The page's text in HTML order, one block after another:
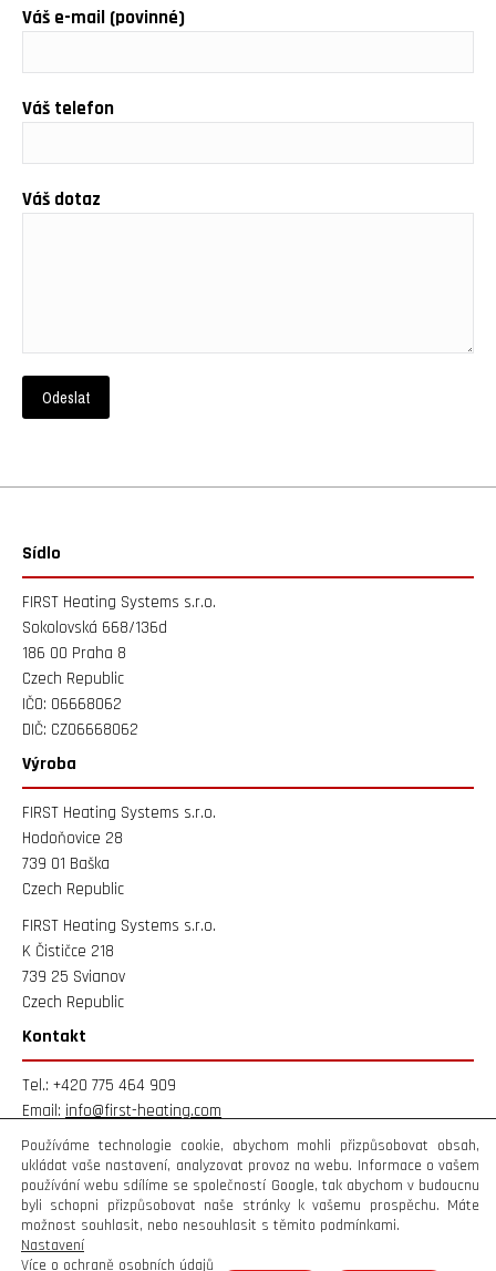
Váš e-mail (povinné)
Váš telefon
Váš dotaz
Sídlo
FIRST Heating Systems s.r.o.
Sokolovská 668/136d
186 00 Praha 8
Czech Republic
IČO: 06668062
DIČ: CZ06668062
Výroba
FIRST Heating Systems s.r.o.
Hodoňovice 28
739 01 Baška
Czech Republic
FIRST Heating Systems s.r.o.
K Čističce 218
739 25 Svianov
Czech Republic
Kontakt
Tel.: +420 775 464 909
Email: info@first-heating.com
Produkty
Používáme technologie cookie, abychom mohli přizpůsobovat obsah,
ukládat vaše nastavení, analyzovat provoz na webu. Informace o vašem
používání webu sdílíme se společností Google, tak abychom v budoucnu
byli schopni přizpůsobovat naše stránky k vašemu prospěchu. Máte
možnost souhlasit, nebo nesouhlasit s těmito podmínkami.
Nastavení
Více o ochraně osobních údajů